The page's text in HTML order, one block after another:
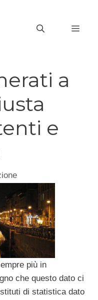
a
e
più in
che questo dato ci
di statisticadato